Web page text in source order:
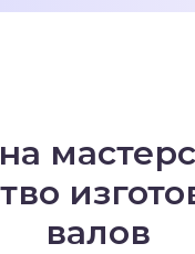
валов